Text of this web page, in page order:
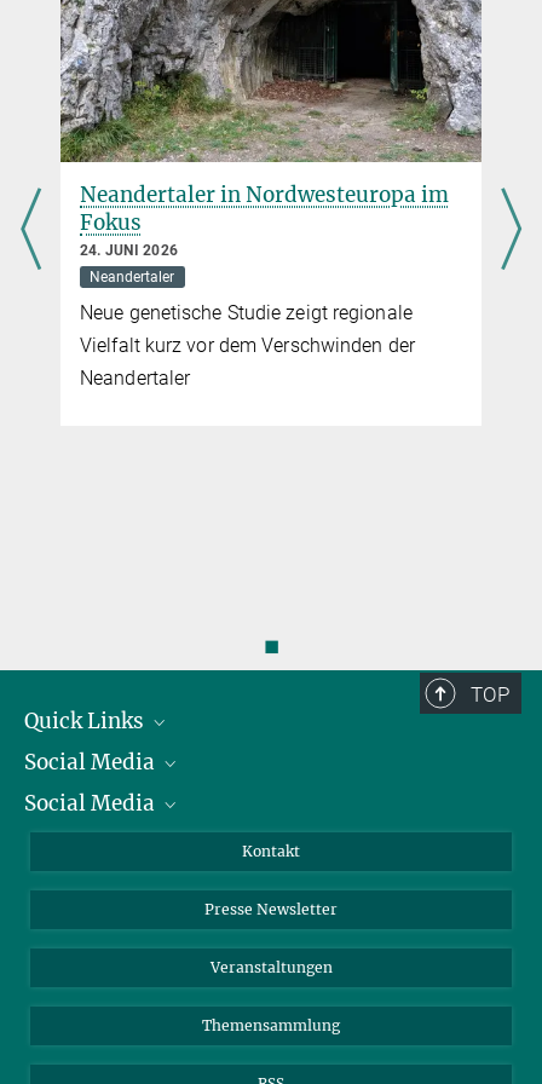
ancestry.
Nature; 7 April, 2021
Source
DOI
Neandertaler in Nordwesteuropa im
Fokus
24. JUNI 2026
Neandertaler
Neue genetische Studie zeigt regionale
Vielfalt kurz vor dem Verschwinden der
Neandertaler
◼
TOP
Quick Links
Präsident
Zahlen und Fakten
Meldestelle Fehlverhalten
Social Media
Bluesky
TikTok
Social Media
Instagram
YouTube
Kontakt
Presse Newsletter
Veranstaltungen
Themensammlung